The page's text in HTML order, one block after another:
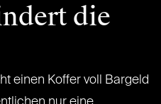
die
einen Koffer voll Bargeld